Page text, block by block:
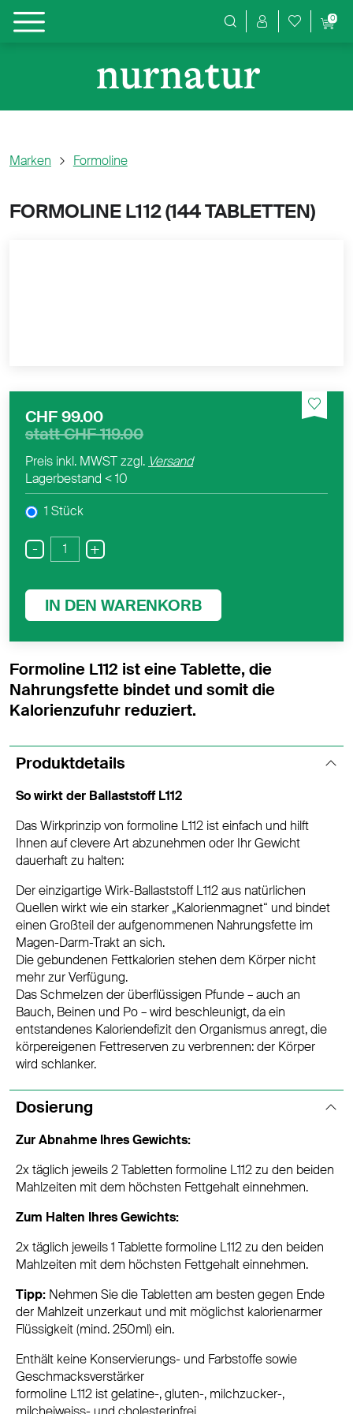
Produktsuche
0
Marken Formoline
FORMOLINE L112 (144 TABLETTEN)
CHF 99.00
stattCHF 119.00
Preis inkl. MWST zzgl. Versand
Lagerbestand < 10
1 Stück
- +
IN DEN WARENKORB
Formoline L112 ist eine Tablette, die
Nahrungsfette bindet und somit die
Kalorienzufuhr reduziert.
Produktdetails
So wirkt der Ballaststoff L112
Das Wirkprinzip von formoline L112 ist einfach und hilft
Ihnen auf clevere Art abzunehmen oder Ihr Gewicht
dauerhaft zu halten:
Der einzigartige Wirk-Ballaststoff L112 aus natürlichen
Quellen wirkt wie ein starker „Kalorienmagnet“ und bindet
einen Großteil der aufgenommenen Nahrungsfette im
Magen-Darm-Trakt an sich.
Die gebundenen Fettkalorien stehen dem Körper nicht
mehr zur Verfügung.
Das Schmelzen der überflüssigen Pfunde – auch an
Bauch, Beinen und Po – wird beschleunigt, da ein
entstandenes Kaloriendefizit den Organismus anregt, die
körpereigenen Fettreserven zu verbrennen: der Körper
wird schlanker.
Dosierung
Zur Abnahme Ihres Gewichts:
2x täglich jeweils 2 Tabletten formoline L112 zu den beiden
Mahlzeiten mit dem höchsten Fettgehalt einnehmen.
Zum Halten Ihres Gewichts:
2x täglich jeweils 1 Tablette formoline L112 zu den beiden
Mahlzeiten mit dem höchsten Fettgehalt einnehmen.
Tipp: Nehmen Sie die Tabletten am besten gegen Ende
der Mahlzeit unzerkaut und mit möglichst kalorienarmer
Flüssigkeit (mind. 250ml) ein.
Enthält keine Konservierungs- und Farbstoffe sowie
Geschmacksverstärker
formoline L112 ist gelatine-, gluten-, milchzucker-,